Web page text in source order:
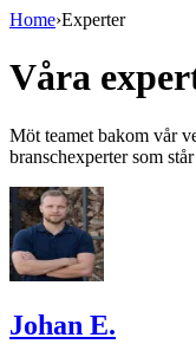
Home›Experter
Våra
Möt teamet bakom vår
branschexperter som
Johan E.